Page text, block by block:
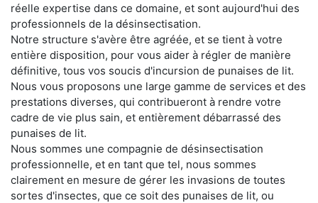
réelle expertise dans ce domaine, et sont aujourd'hui des
professionnels de la désinsectisation.
Notre structure s'avère être agréée, et se tient à votre
entière disposition, pour vous aider à régler de manière
définitive, tous vos soucis d'incursion de punaises de lit.
Nous vous proposons une large gamme de services et des
prestations diverses, qui contribueront à rendre votre
cadre de vie plus sain, et entièrement débarrassé des
punaises de lit.
Nous sommes une compagnie de désinsectisation
professionnelle, et en tant que tel, nous sommes
clairement en mesure de gérer les invasions de toutes
sortes d'insectes, que ce soit des punaises de lit, ou